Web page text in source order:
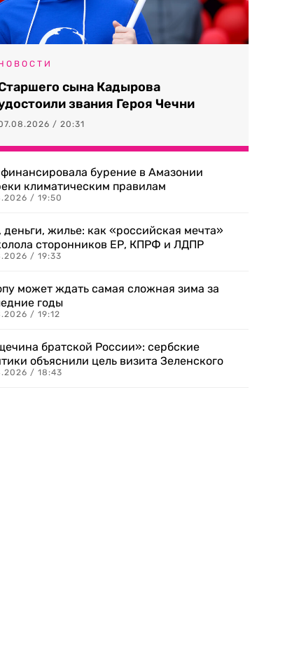
сына Кадырова
звания Героя Чечни
/ 20:31
бурение в Амазонии
климатическим правилам
/ 19:50
жилье: как «российская мечта»
сторонников ЕР, КПРФ и ЛДПР
/ 19:33
может ждать самая сложная зима за
годы
/ 19:12
братской России»: сербские
объяснили цель визита Зеленского
/ 18:43